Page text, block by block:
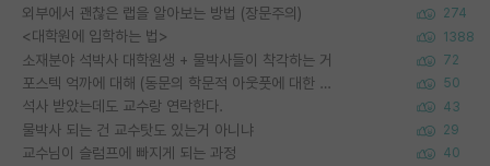
외부에서 괜찮은 랩을 알아보는 방법 (장문주의) 274
<대학원에 입학하는 법> 1388
소재분야 석박사 대학원생 + 물박사들이 착각하는 거 72
포스텍 억까에 대해 (동문의 학문적 아웃풋에 대한 반박) 50
석사 받았는데도 교수랑 연락한다. 43
물박사 되는 건 교수탓도 있는거 아니냐 29
교수님이 슬럼프에 빠지게 되는 과정 40